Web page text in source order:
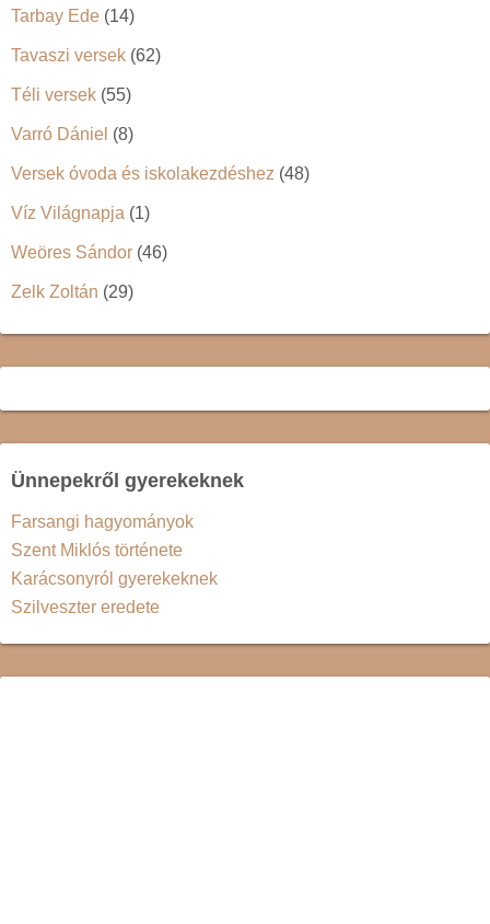
Tarbay Ede (14)
Tavaszi versek (62)
Téli versek (55)
Varró Dániel (8)
Versek óvoda és iskolakezdéshez (48)
Víz Világnapja (1)
Weöres Sándor (46)
Zelk Zoltán (29)
Ünnepekről gyerekeknek
Farsangi hagyományok
Szent Miklós története
Karácsonyról gyerekeknek
Szilveszter eredete